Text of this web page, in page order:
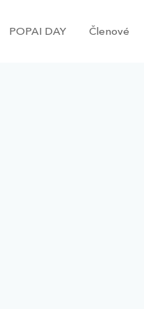
POPAI DAY Členové